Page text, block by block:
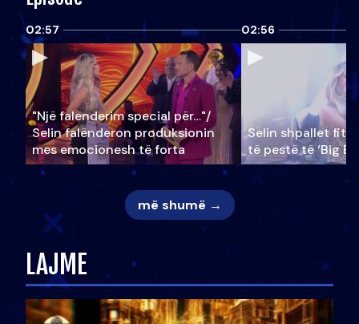
02:57
"Një falenderim special për…"/
Selin falënderon produksionin
mes emocionesh të forta
02:56
Selin shpallet
të pestë të ‘Big
më shumë →
LAJME